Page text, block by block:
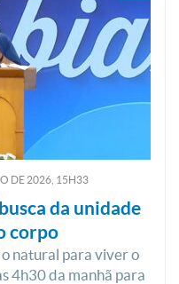
DE 2026, 15H33
da unidade
corpo
natural para viver o
4h30 da manhã para